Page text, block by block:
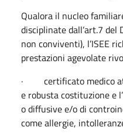
Qualora il nucleo
disciplinate dall’art.7 del
non conviventi), l’ISEE
prestazioni agevolate
· certificato medico
e robusta costituzione e
o diffusive e/o di
come allergie,